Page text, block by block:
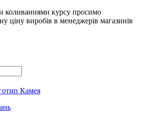
коливаннями курсу просимо
ціну виробів в менеджерів магазинів